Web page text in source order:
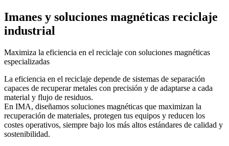
Imanes y soluciones magnéticas reciclaje
industrial
Maximiza la eficiencia en el reciclaje con soluciones magnéticas
especializadas
La eficiencia en el reciclaje depende de sistemas de separación
capaces de recuperar metales con precisión y de adaptarse a cada
material y flujo de residuos.
En IMA, diseñamos soluciones magnéticas que maximizan la
recuperación de materiales, protegen tus equipos y reducen los
costes operativos, siempre bajo los más altos estándares de calidad y
sostenibilidad.